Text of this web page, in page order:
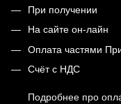
При получении
На сайте он-лайн
Оплата частями
Счёт с НДС
Подробнее про